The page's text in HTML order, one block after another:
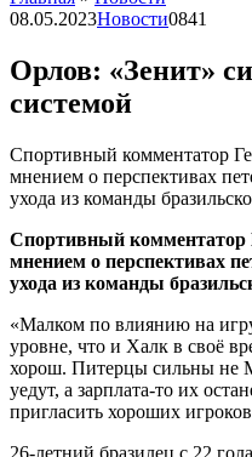
08.05.2023Новости0841
Орлов: «Зенит»
системой
Спортивный комментатор
мнением о перспективах
ухода из команды
Спортивный комментатор
мнением о перспективах
ухода из команды
«Малком по влиянию на
уровне, что и Халк в своё
хорош. Питерцы сильны не
уедут, а зарплата-то их
пригласить хороших
26-летний бразилец с 22